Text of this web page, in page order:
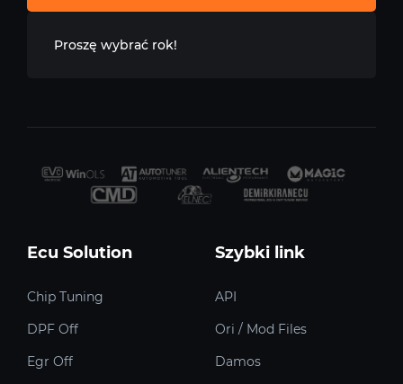
Proszę wybrać rok!
Ecu Solution
Chip Tuning
DPF Off
Egr Off
Szybki link
API
Ori / Mod Files
Damos